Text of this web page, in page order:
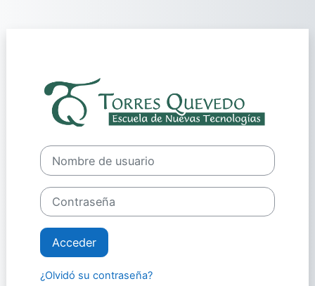
Nombre de usuario
Contraseña
Acceder
¿Olvidó su contraseña?